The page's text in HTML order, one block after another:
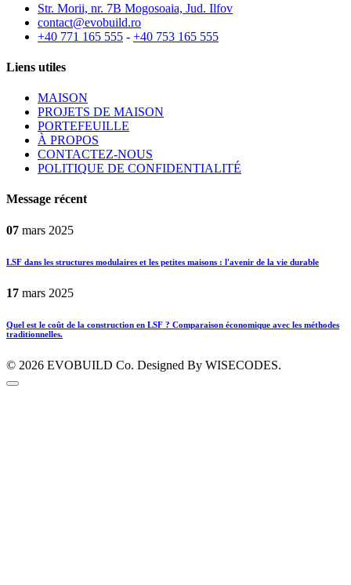
Str. Morii, nr. 7B Mogosoaia, Jud. Ilfov
contact@evobuild.ro
+40 771 165 555 - +40 753 165 555
Liens utiles
MAISON
PROJETS DE MAISON
PORTEFEUILLE
À PROPOS
CONTACTEZ-NOUS
POLITIQUE DE CONFIDENTIALITÉ
Message récent
07 mars 2025
LSF dans les structures modulaires et les petites maisons : l'avenir de la vie durable
17 mars 2025
Quel est le coût de la construction en LSF ? Comparaison économique avec les méthodes
traditionnelles.
© 2026 EVOBUILD Co. Designed By WISECODES.